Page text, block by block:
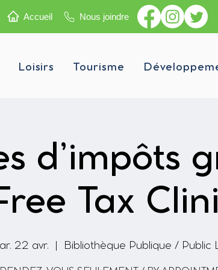
Accueil Nous joindre
Loisirs Tourisme
d’impôts
Tax
22 avr. Bibliothèque Publique / Public